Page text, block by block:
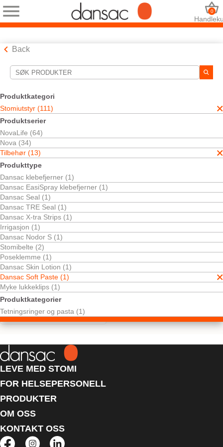
0
Back
Produktkategori
Stomiutstyr (111)
Produktserier
NovaLife (64)
Nova (34)
Tilbehør (13)
Produkttype
Dansac klebefjerner (1)
Dansac EasiSpray klebefjerner (1)
Dansac Seal (1)
Dansac TRE Seal (1)
Dansac X-tra Strips (1)
Irrigasjon (1)
Dansac Nodor S (1)
Stomibelte (2)
Poseklemme (1)
Dansac Skin Lotion (1)
Dansac Soft Paste (1)
Myke lukkeklips (1)
Produktkategorier
Tetningsringer og pasta (1)
Søkeverktøy
Dine valg:
Stomiutstyr
Tilbehør
Dansac Soft Paste
Ditt valg matchet1resultater
Sorter etter:
Dansac Soft Paste
LEVE MED STOMI
FOR HELSEPERSONELL
PRODUKTER
OM OSS
KONTAKT OSS